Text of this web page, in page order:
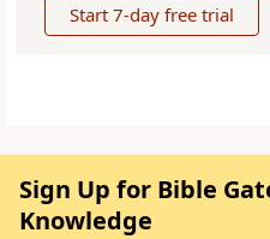
Start 7-day free trial
Sign Up for Bible
Knowledge